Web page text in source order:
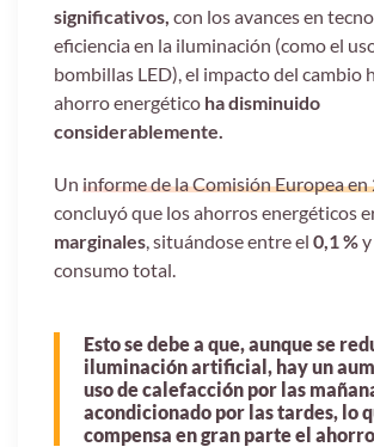
significativos, con los avances en
eficiencia en la iluminación (como el
bombillas LED), el impacto del cambio
ahorro energético ha disminuido
considerablemente.
Un informe de la Comisión Europea en
concluyó que los ahorros energéticos
marginales , situándose entre el 0,1 %
consumo total.
Esto se debe a que, aunque se
iluminación artificial, hay un
uso de calefacción por las
acondicionado por las tardes, lo
compensa en gran parte el